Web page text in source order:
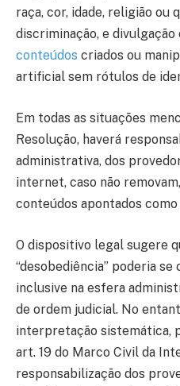
raça, cor, idade, religião ou
discriminação, e
conteúdos criados ou
artificial sem rótulos de
Em todas as situações
Resolução, haverá
administrativa, dos
internet, caso não
conteúdos apontados
O dispositivo legal sugere
“desobediência” poderia
inclusive na esfera
de ordem judicial. No
interpretação sistemática,
art. 19 do Marco Civil da
responsabilização dos